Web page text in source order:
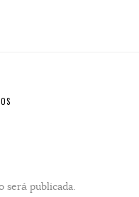
será publicada.